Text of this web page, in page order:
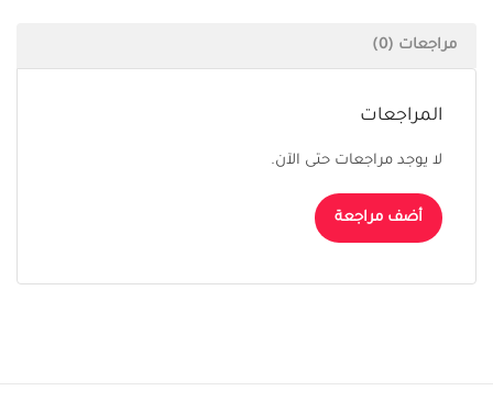
مراجعات (0)
المراجعات
لا يوجد مراجعات حتى الآن.
أضف مراجعة